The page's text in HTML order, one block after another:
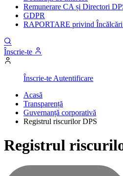
Remunerare CA și Directori
GDPR
RAPORTARE privind
Înscrie-te
Înscrie-te Autentificare
Acasă
Transparență
Guvernanță corporativă
Registrul riscurilor DPS
Registrul